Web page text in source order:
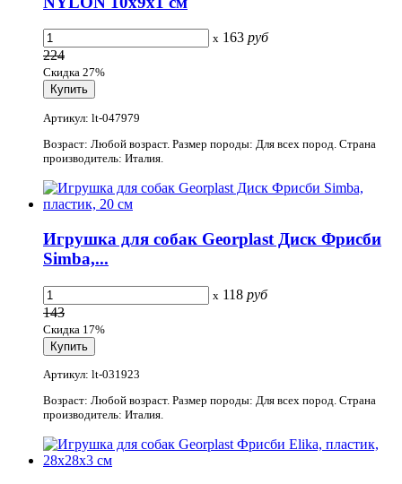
x 163 руб
224
Скидка 27%
Артикул: lt-047979
Возраст: Любой возраст. Размер породы: Для всех пород. Страна
производитель: Италия.
Игрушка для собак Georplast Диск Фрисби
Simba,...
x 118 руб
143
Скидка 17%
Артикул: lt-031923
Возраст: Любой возраст. Размер породы: Для всех пород. Страна
производитель: Италия.